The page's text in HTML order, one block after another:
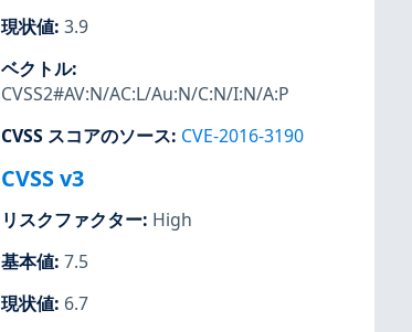
現状値: 3.9
ベクトル:
CVSS2#AV:N/AC:L/Au:N/C:N/I:N/A:P
CVSS スコアのソース: CVE-2016-3190
CVSS v3
リスクファクター: High
基本値: 7.5
現状値: 6.7